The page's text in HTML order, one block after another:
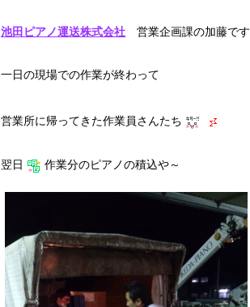
池田ピアノ運送株式会社 営業企画課の加藤です
一日の現場での作業が終わって
営業所に帰ってきた作業員さんたち
翌日 作業分のピアノの積込や～